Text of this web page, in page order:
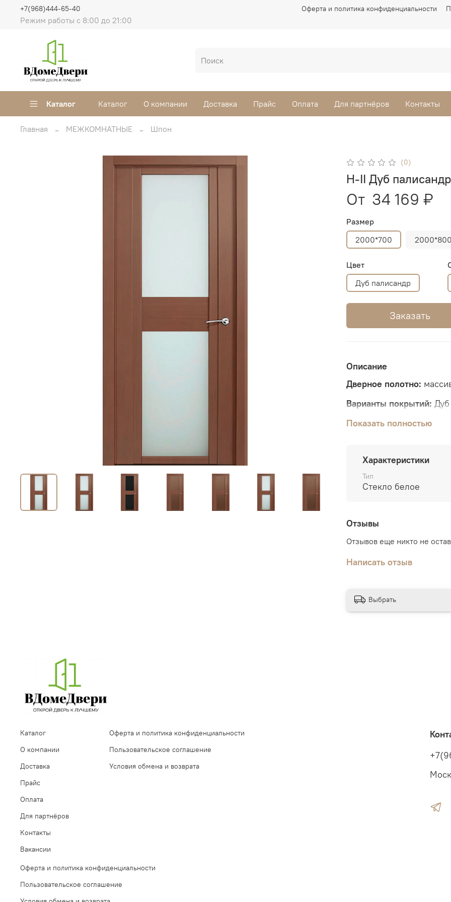
Оферта и политика конфиденциальности
Режим работы с 8:00 до 21:00
+7(968)444-65-40
Каталог Каталог О компании Доставка Прайс Оплата Для партнёров Контакты
Главная МЕЖКОМНАТНЫЕ Шпон
(0)
H-II Дуб палисандр
От 34 169 ₽
Размер
2000*700
2000*800
Цвет
Дуб палисандр
Заказать
Описание
Дверное полотно:
Варианты покрытий:
Стекло:двухстороннее
Отделка:дверное
натуральным шпоном,
лаком
Показать полностью
Характеристики
Тип
Стекло белое
Отзывы
Отзывов еще никто не
Написать отзыв
Выбрать
Каталог
О компании
Доставка
Прайс
Оплата
Для партнёров
Контакты
Вакансии
Оферта и политика конфиденциальности
Пользовательское соглашение
Условия обмена и возврата
Оферта и политика конфиденциальности
Пользовательское соглашение